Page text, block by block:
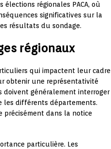
régionales PACA, où
significatives sur la
résultats du sondage.
régionaux
qui impactent leur cadre
obtenir une représentativité
doivent généralement interroger
les différents départements.
précisément dans la notice
particulière. Les